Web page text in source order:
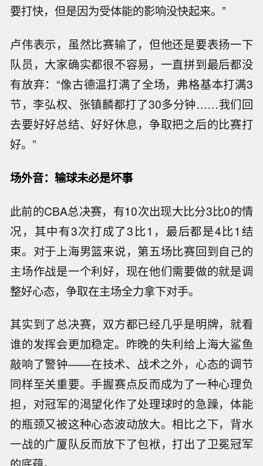
要打快，但是因为受体能的影响没快起来。”
卢伟表示，虽然比赛输了，但他还是要表扬一下
队员，大家确实都很不容易，一直拼到最后都没
有放弃：“像古德温打满了全场，弗格基本打满3
节，李弘权、张镇麟都打了30多分钟……我们回
去要好好总结、好好休息，争取把之后的比赛打
好。”
场外音：输球未必是坏事
此前的CBA总决赛，有10次出现大比分3比0的情
况，其中有3次打成了3比1，最后都是4比1结
束。对于上海男篮来说，第五场比赛回到自己的
主场作战是一个利好，现在他们需要做的就是调
整好心态，争取在主场全力拿下对手。
其实到了总决赛，双方都已经几乎是明牌，就看
谁的发挥会更加稳定。昨晚的失利给上海大鲨鱼
敲响了警钟——在技术、战术之外，心态的调节
同样至关重要。手握赛点反而成为了一种心理负
担，对冠军的渴望化作了处理球时的急躁，体能
的瓶颈又被这种心态波动放大。相比之下，背水
一战的广厦队反而放下了包袱，打出了卫冕冠军